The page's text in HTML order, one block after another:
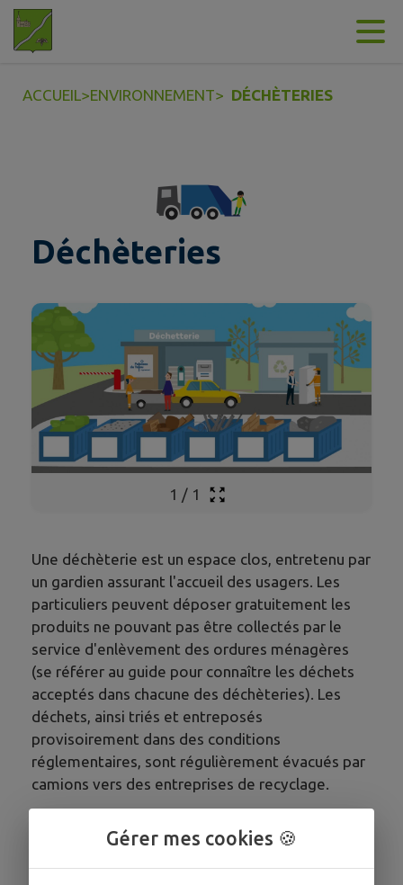
Contenu
ACCUEIL>ENVIRONNEMENT> DÉCHÈTERIES
Déchèteries
1 / 1
Une déchèterie est un espace clos, entretenu par
un gardien assurant l'accueil des usagers. Les
particuliers peuvent déposer gratuitement les
produits ne pouvant pas être collectés par le
service d'enlèvement des ordures ménagères
(se référer au guide pour connaître les déchets
acceptés dans chacune des déchèteries). Les
déchets, ainsi triés et entreposés
provisoirement dans des conditions
réglementaires, sont régulièrement évacués par
camions vers des entreprises de recyclage.
Gérer mes cookies 🍪